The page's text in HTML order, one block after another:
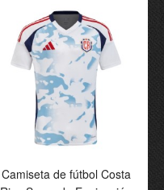
Camiseta de fútbol Costa
Rica Segunda Equipación
2024 - Hombre
Camiseta de fútbol Costa